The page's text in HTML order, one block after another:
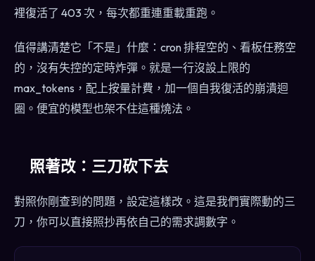
裡復活了 403 次，每次都重連重載重跑。
值得講清楚它「不是」什麼：cron 排程空的、看板任務空
的，沒有失控的定時炸彈。就是一行沒設上限的
max_tokens，配上按量計費，加一個自我復活的崩潰迴
圈。便宜的模型也架不住這種燒法。
照著改：三刀砍下去
對照你剛查到的問題，設定這樣改。這是我們實際動的三
刀，你可以直接照抄再依自己的需求調數字。